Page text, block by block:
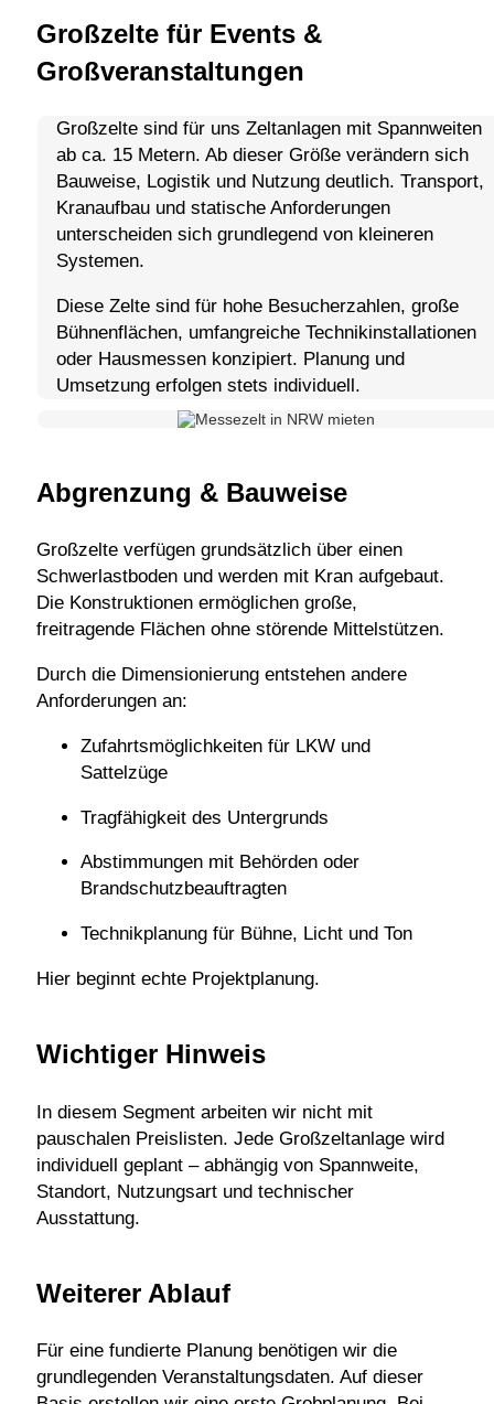
Großzelte für Events &
Großveranstaltungen
Großzelte sind für uns Zeltanlagen mit Spannweiten
ab ca. 15 Metern. Ab dieser Größe verändern sich
Bauweise, Logistik und Nutzung deutlich. Transport,
Kranaufbau und statische Anforderungen
unterscheiden sich grundlegend von kleineren
Systemen.
Diese Zelte sind für hohe Besucherzahlen, große
Bühnenflächen, umfangreiche Technikinstallationen
oder Hausmessen konzipiert. Planung und
Umsetzung erfolgen stets individuell.
Abgrenzung & Bauweise
Großzelte verfügen grundsätzlich über einen
Schwerlastboden und werden mit Kran aufgebaut.
Die Konstruktionen ermöglichen große,
freitragende Flächen ohne störende Mittelstützen.
Durch die Dimensionierung entstehen andere
Anforderungen an:
Zufahrtsmöglichkeiten für LKW und
Sattelzüge
Tragfähigkeit des Untergrunds
Abstimmungen mit Behörden oder
Brandschutzbeauftragten
Technikplanung für Bühne, Licht und Ton
Hier beginnt echte Projektplanung.
Wichtiger Hinweis
In diesem Segment arbeiten wir nicht mit
pauschalen Preislisten. Jede Großzeltanlage wird
individuell geplant – abhängig von Spannweite,
Standort, Nutzungsart und technischer
Ausstattung.
Weiterer Ablauf
Für eine fundierte Planung benötigen wir die
grundlegenden Veranstaltungsdaten. Auf dieser